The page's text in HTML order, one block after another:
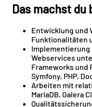
Das machst du
Entwicklung und
Funktionalitäten
Webservices
Frameworks und
Symfony, PHP,
Arbeiten mit
MariaDB, Galera